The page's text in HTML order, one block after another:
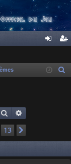
ne cri
e
Rechercher
13